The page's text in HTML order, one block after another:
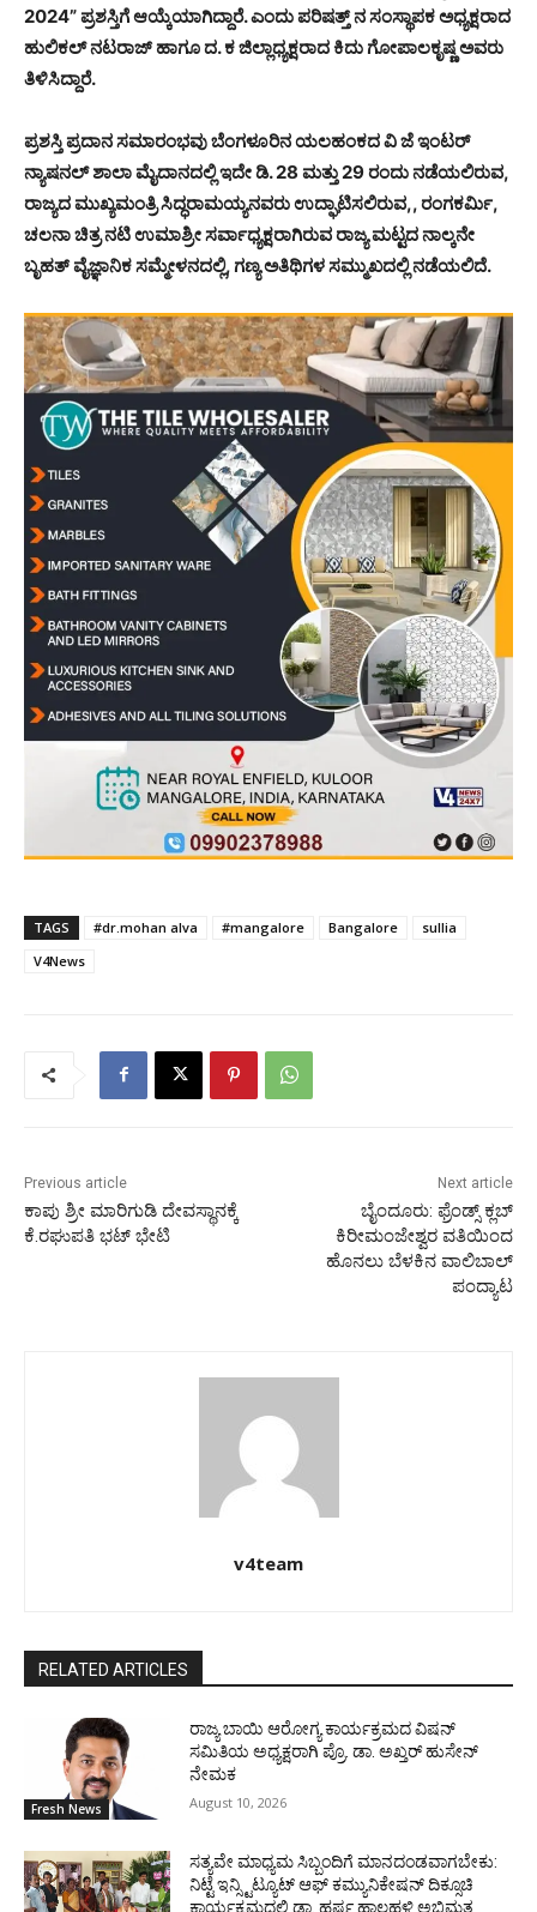
2024” ಪ್ರಶಸ್ತಿಗೆ ಆಯ್ಕೆಯಾಗಿದ್ದಾರೆ. ಎಂದು ಪರಿಷತ್ತ್ ನ ಸಂಸ್ಥಾಪಕ ಅಧ್ಯಕ್ಷರಾದ
ಹುಲಿಕಲ್ ನಟರಾಜ್ ಹಾಗೂ ದ. ಕ ಜಿಲ್ಲಾಧ್ಯಕ್ಷರಾದ ಕಿದು ಗೋಪಾಲಕೃಷ್ಣ ಅವರು
ತಿಳಿಸಿದ್ದಾರೆ.
ಪ್ರಶಸ್ತಿ ಪ್ರದಾನ ಸಮಾರಂಭವು ಬೆಂಗಳೂರಿನ ಯಲಹಂಕದ ವಿ ಜೆ ಇಂಟರ್
ನ್ಯಾಷನಲ್ ಶಾಲಾ ಮೈದಾನದಲ್ಲಿ ಇದೇ ಡಿ. 28 ಮತ್ತು 29 ರಂದು ನಡೆಯಲಿರುವ,
ರಾಜ್ಯದ ಮುಖ್ಯಮಂತ್ರಿ ಸಿದ್ಧರಾಮಯ್ಯನವರು ಉದ್ಘಾಟಿಸಲಿರುವ,, ರಂಗಕರ್ಮಿ,
ಚಲನಾ ಚಿತ್ರ ನಟಿ ಉಮಾಶ್ರೀ ಸರ್ವಾಧ್ಯಕ್ಷರಾಗಿರುವ ರಾಜ್ಯ ಮಟ್ಟದ ನಾಲ್ಕನೇ
ಬೃಹತ್ ವೈಜ್ಞಾನಿಕ ಸಮ್ಮೇಳನದಲ್ಲಿ, ಗಣ್ಯ ಅತಿಥಿಗಳ ಸಮ್ಮುಖದಲ್ಲಿ ನಡೆಯಲಿದೆ.
TAGS #dr.mohan alva #mangalore Bangalore
sullia
V4News
Previous article
ಕಾಪು ಶ್ರೀ ಮಾರಿಗುಡಿ ದೇವಸ್ಥಾನಕ್ಕೆ
ಕೆ.ರಘುಪತಿ ಭಟ್ ಭೇಟಿ
Next article
ಬೈಂದೂರು: ಫ್ರೆಂಡ್ಸ್ ಕ್ಲಬ್
ಕಿರೀಮಂಜೇಶ್ವರ ವತಿಯಿಂದ
ಹೊನಲು ಬೆಳಕಿನ ವಾಲಿಬಾಲ್
ಪಂದ್ಯಾಟ
v4team
RELATED ARTICLES
Fresh News
ರಾಜ್ಯ ಬಾಯಿ ಆರೋಗ್ಯ ಕಾರ್ಯಕ್ರಮದ ವಿಷನ್
ಸಮಿತಿಯ ಅಧ್ಯಕ್ಷರಾಗಿ ಪ್ರೊ. ಡಾ. ಅಖ್ತರ್ ಹುಸೇನ್
ನೇಮಕ
August 10, 2026
ಸತ್ಯವೇ ಮಾಧ್ಯಮ ಸಿಬ್ಬಂದಿಗೆ ಮಾನದಂಡವಾಗಬೇಕು:
ನಿಟ್ಟೆ ಇನ್ಸ್ಟಿಟ್ಯೂಟ್ ಆಫ್ ಕಮ್ಯುನಿಕೇಷನ್ ದಿಕ್ಸೂಚಿ
ಕಾರ್ಯಕ್ರಮದಲ್ಲಿ ಡಾ. ಹರ್ಷ ಹಾಲಹಳ್ಳಿ ಅಭಿಮತ